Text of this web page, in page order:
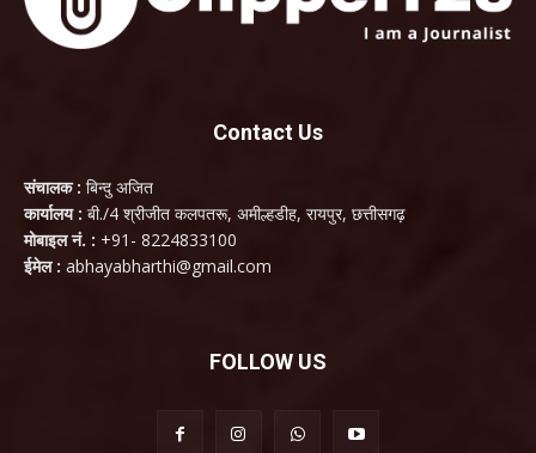
Contact Us
संचालक : बिन्दु अजित
कार्यालय : बी./4 श्रीजीत कलपतरू, अमील्हडीह, रायपुर, छत्तीसगढ़
मोबाइल नं. : +91- 8224833100
ईमेल : abhayabharthi@gmail.com
FOLLOW US